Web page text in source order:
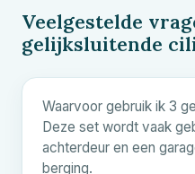
Veelgestelde
gelijksluitende
Waarvoor gebruik ik 3
Deze set wordt vaak
achterdeur en een
berging.